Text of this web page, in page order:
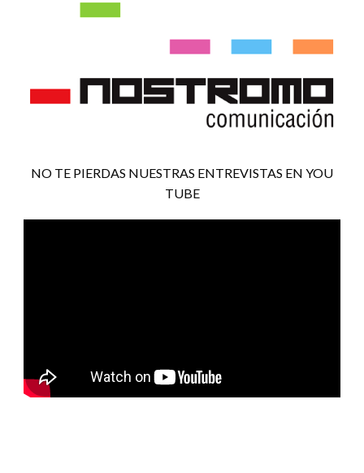
NO TE PIERDAS NUESTRAS ENTREVISTAS EN YOU
TUBE